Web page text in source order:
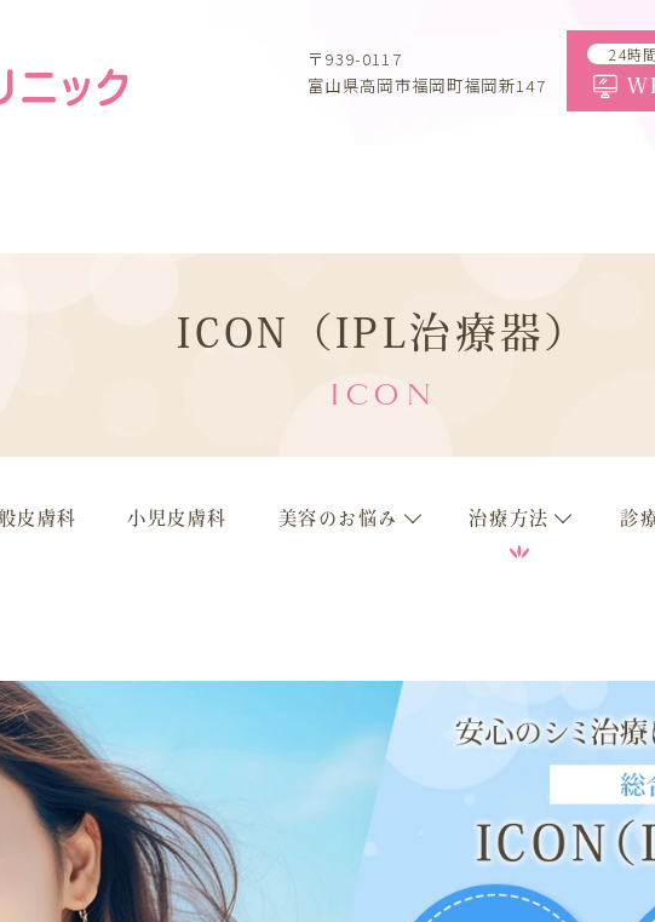
〒939-0117
富山県高岡市福岡町福岡新147
24時
ICON（IPL治療器）
ICON
皮膚科 小児皮膚科 美容のお悩み 治療方法 診